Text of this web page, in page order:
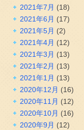
2021年7月 (18)
2021年6月 (17)
2021年5月 (2)
2021年4月 (12)
2021年3月 (13)
2021年2月 (13)
2021年1月 (13)
2020年12月 (16)
2020年11月 (12)
2020年10月 (16)
2020年9月 (12)